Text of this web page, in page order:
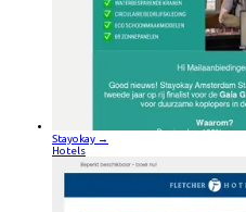
Stayokay →
Hotels